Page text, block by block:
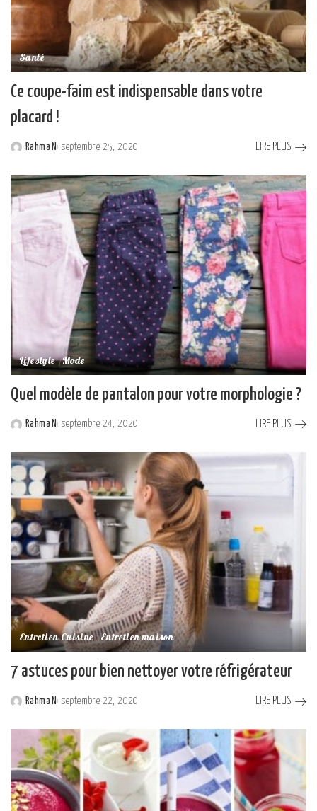
Santé
Ce coupe-faim est indispensable dans votre
placard !
by
Rahma N septembre 25, 2020 LIRE PLUS
Lifestyle Mode
Quel modèle de pantalon pour votre morphologie ?
Posted
Rahma N septembre 24, 2020 LIRE PLUS
Entretien Cuisine Entretien maison
7 astuces pour bien nettoyer votre réfrigérateur
Posted
Rahma N septembre 22, 2020 LIRE PLUS